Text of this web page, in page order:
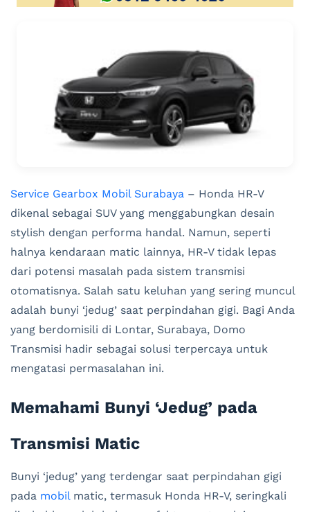
Service Gearbox Mobil Surabaya – Honda HR-V
dikenal sebagai SUV yang menggabungkan desain
stylish dengan performa handal. Namun, seperti
halnya kendaraan matic lainnya, HR-V tidak lepas
dari potensi masalah pada sistem transmisi
otomatisnya. Salah satu keluhan yang sering muncul
adalah bunyi ‘jedug’ saat perpindahan gigi. Bagi Anda
yang berdomisili di Lontar, Surabaya, Domo
Transmisi hadir sebagai solusi terpercaya untuk
mengatasi permasalahan ini.
Memahami Bunyi ‘Jedug’ pada
Transmisi Matic
Bunyi ‘jedug’ yang terdengar saat perpindahan gigi
pada mobilmatic, termasuk Honda HR-V, seringkali